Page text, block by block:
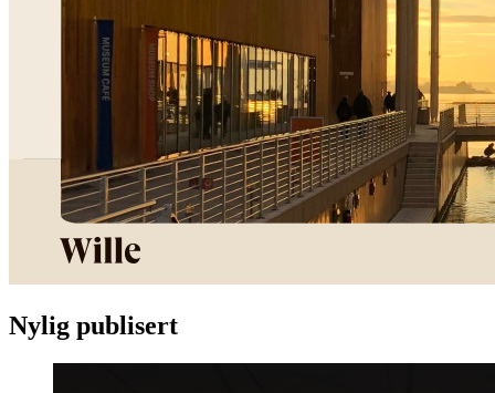
Nylig publisert